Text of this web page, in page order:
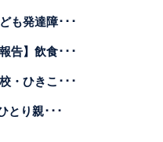
も発達障･･･
告】飲食･･･
・ひきこ･･･
とり親･･･